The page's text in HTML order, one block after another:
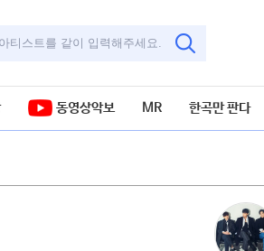
동영상악보 MR 한곡만 판다